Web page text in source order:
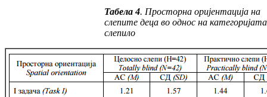
Табела 4. Просторна оријентација на
слепите деца во однос на
слепило